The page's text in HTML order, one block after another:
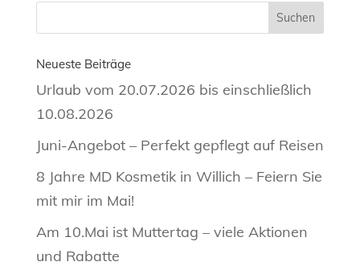
Neueste Beiträge
Urlaub vom 20.07.2026 bis einschließlich
10.08.2026
Juni-Angebot – Perfekt gepflegt auf Reisen
8 Jahre MD Kosmetik in Willich – Feiern Sie
mit mir im Mai!
Am 10.Mai ist Muttertag – viele Aktionen
und Rabatte